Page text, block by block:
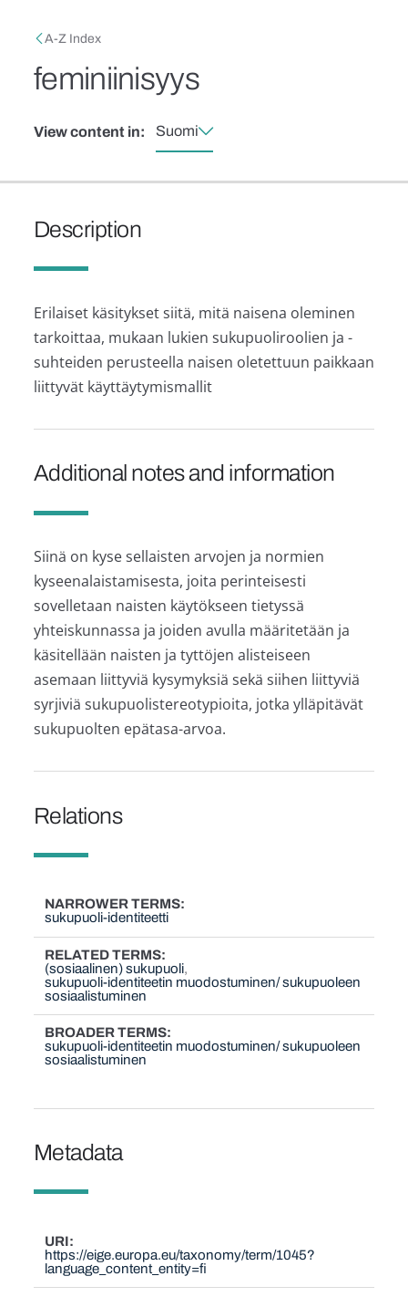
Breadcrumb
A-Z Index
feminiinisyys
View content in: Suomi
Description
Erilaiset käsitykset siitä, mitä naisena oleminen
tarkoittaa, mukaan lukien sukupuoliroolien ja -
suhteiden perusteella naisen oletettuun paikkaan
liittyvät käyttäytymismallit
Additional notes and information
Siinä on kyse sellaisten arvojen ja normien
kyseenalaistamisesta, joita perinteisesti
sovelletaan naisten käytökseen tietyssä
yhteiskunnassa ja joiden avulla määritetään ja
käsitellään naisten ja tyttöjen alisteiseen
asemaan liittyviä kysymyksiä sekä siihen liittyviä
syrjiviä sukupuolistereotypioita, jotka ylläpitävät
sukupuolten epätasa-arvoa.
Relations
NARROWER TERMS
sukupuoli-identiteetti
RELATED TERMS
(sosiaalinen) sukupuoli
sukupuoli-identiteetin muodostuminen/ sukupuoleen
sosiaalistuminen
BROADER TERMS
sukupuoli-identiteetin muodostuminen/ sukupuoleen
sosiaalistuminen
Metadata
URI
https://eige.europa.eu/taxonomy/term/1045?
language_content_entity=fi